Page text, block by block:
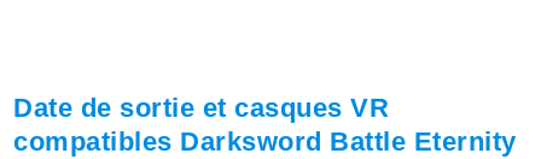
Date de sortie et casques VR
compatibles Darksword Battle Eternity